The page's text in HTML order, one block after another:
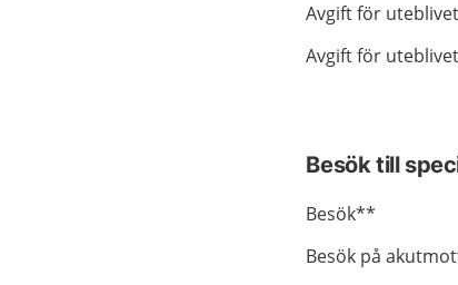
Avgift för
Avgift för
Besök till
Besök**
Besök på